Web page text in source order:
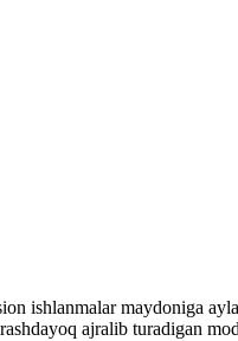
ishlanmalar maydoniga
ajralib turadigan